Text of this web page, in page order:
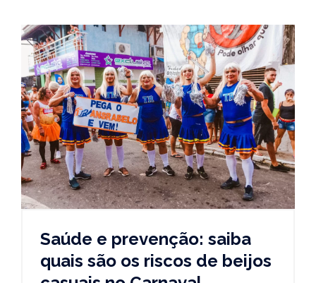
Saúde e prevenção: saiba
quais são os riscos de beijos